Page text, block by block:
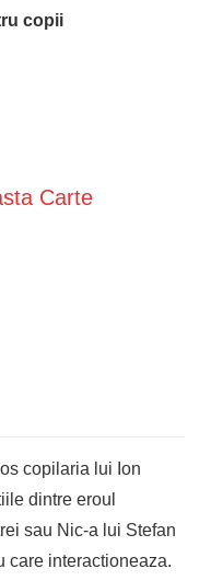
copii
Carte
copilaria lui Ion
dintre eroul
sau Nic-a lui Stefan
care interactioneaza.